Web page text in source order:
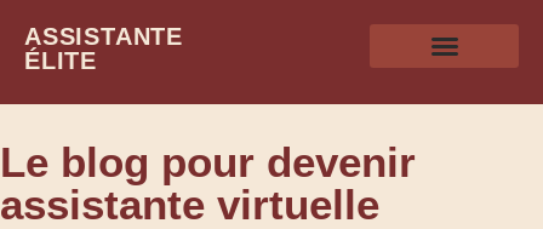
ASSISTANTE
ÉLITE
Le blog pour devenir
assistante virtuelle